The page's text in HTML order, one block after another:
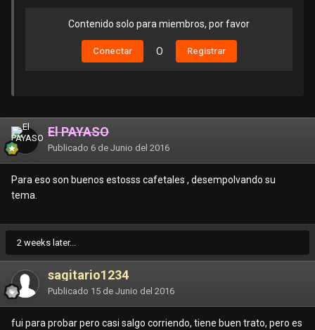
Contenido solo para miembros, por favor
Conectar O Registrar
El PAYASO
Publicado 6 de Junio del 2016
Para eso son buenos estosss cafetales , desempolvando su
tema.
2 weeks later...
sagitario1234
Publicado 15 de Junio del 2016
fui para probar pero casi salgo corriendo, tiene buen trato, pero es